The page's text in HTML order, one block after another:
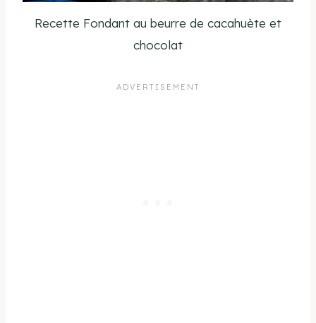
Recette Fondant au beurre de cacahuète et
chocolat